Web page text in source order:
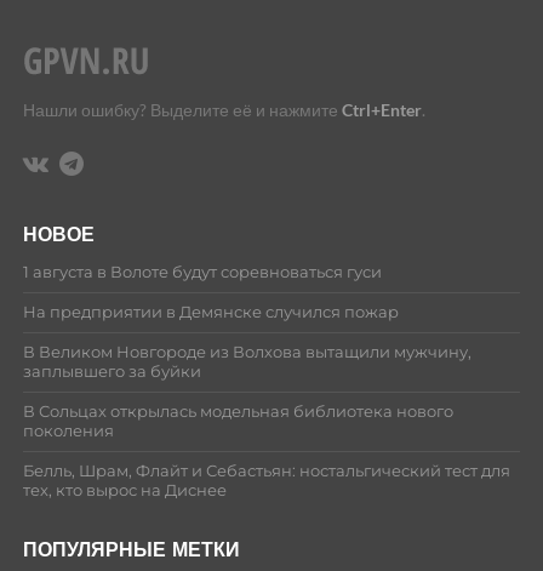
Нашли ошибку? Выделите её и нажмите Ctrl+Enter.
НОВОЕ
1 августа в Волоте будут соревноваться гуси
На предприятии в Демянске случился пожар
В Великом Новгороде из Волхова вытащили мужчину,
заплывшего за буйки
В Сольцах открылась модельная библиотека нового
поколения
Белль, Шрам, Флайт и Себастьян: ностальгический тест для
тех, кто вырос на Диснее
ПОПУЛЯРНЫЕ МЕТКИ